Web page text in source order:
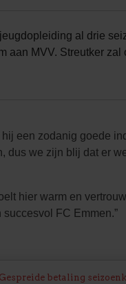
al drie
aan MVV. Streutker zal
een zodanig goede
dus we zijn blij dat er
hier warm en
FC Emmen.”
Gespreide betaling